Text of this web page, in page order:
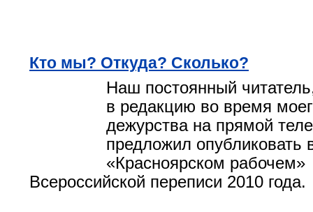
Кто мы? Откуда? Сколько?
Наш постоянный
в редакцию во время
дежурства на прямой
предложил опубликовать
«Красноярском рабочем»
Всероссийской переписи 2010 года.